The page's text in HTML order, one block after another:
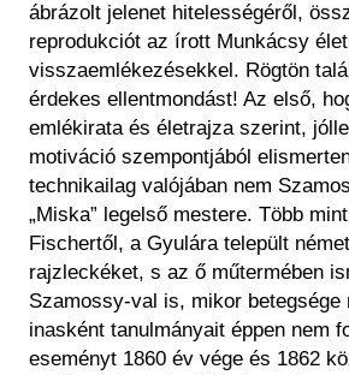
ábrázolt jelenet hitelességéről,
reprodukciót az írott Munkácsy
visszaemlékezésekkel. Rögtön
érdekes ellentmondást! Az első,
emlékirata és életrajza szerint,
motiváció szempontjából
technikailag valójában nem
„Miska” legelső mestere. Több
Fischertől, a Gyulára települt
rajzleckéket, s az ő műtermében
Szamossy-val is, mikor betegsége
inasként tanulmányait éppen nem
eseményt 1860 év vége és 1862